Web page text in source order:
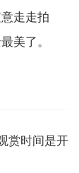
走走拍
美了。
赏时间是开